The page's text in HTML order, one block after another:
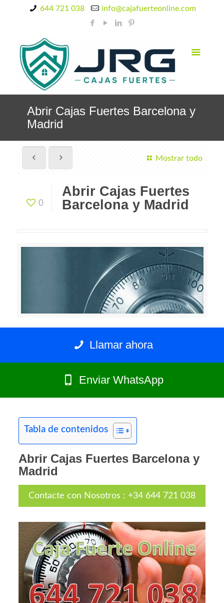
644 721 038 info@cajafuerteonline.com
Abrir Cajas Fuertes Barcelona y
Madrid
Mostrar todo
0
Abrir Cajas Fuertes
Barcelona y Madrid
Llamar ahora
Enviar WhatsApp
Tabla de contenidos
Abrir Cajas Fuertes Barcelona y
Madrid
Contacte con Nosotros : +34 644 721 038